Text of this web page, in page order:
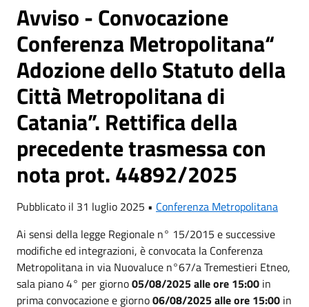
Avviso - Convocazione
Conferenza Metropolitana“
Adozione dello Statuto della
Città Metropolitana di
Catania”. Rettifica della
precedente trasmessa con
nota prot. 44892/2025
Pubblicato il 31 luglio 2025 • Conferenza Metropolitana
Ai sensi della legge Regionale n° 15/2015 e successive
modifiche ed integrazioni, è convocata la Conferenza
Metropolitana in via Nuovaluce n°67/a Tremestieri Etneo,
sala piano 4° per giorno05/08/2025 alle ore 15:00 in
prima convocazione e giorno06/08/2025 alle ore 15:00 in